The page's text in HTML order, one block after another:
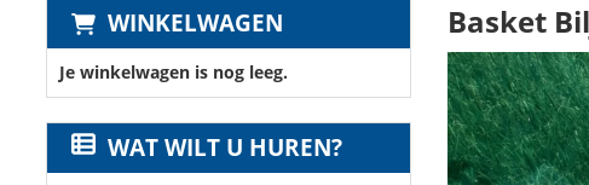
WINKELWAGEN
Je winkelwagen is nog leeg.
WAT WILT U HUREN?
Basket